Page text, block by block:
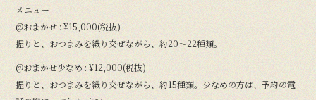
メニュー
@おまかせ : ¥15,000(税抜)
握りと、おつまみを織り交ぜながら、約20〜22種類。
@おまかせ少なめ : ¥12,000(税抜)
握りと、おつまみを織り交ぜながら、約15種類。少なめの方は、予約の電